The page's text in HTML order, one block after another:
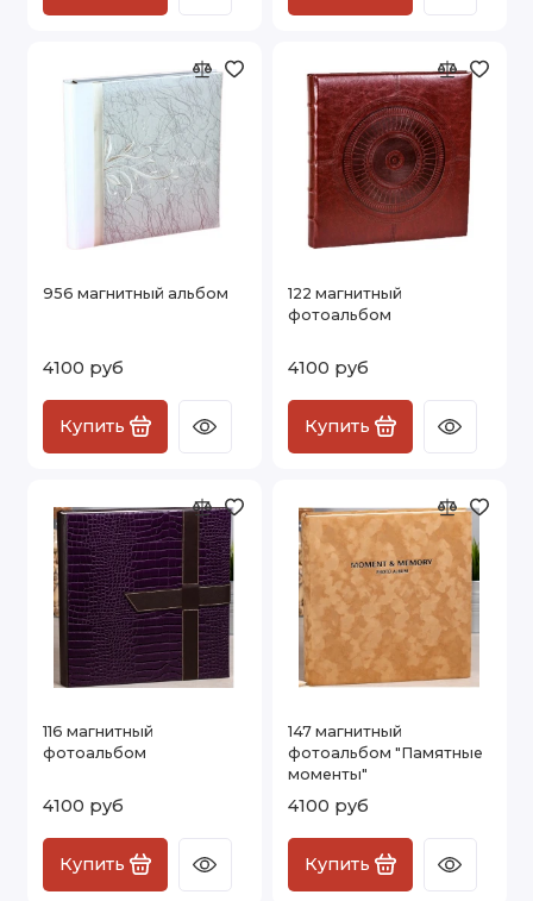
956 магнитный альбом
4100 руб
Купить
122 магнитный
фотоальбом
4100 руб
Купить
116 магнитный
фотоальбом
4100 руб
Купить
147 магнитный
фотоальбом "Памятные
моменты"
4100 руб
Купить